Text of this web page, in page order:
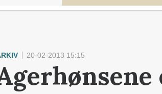
20-02-2013 15:15